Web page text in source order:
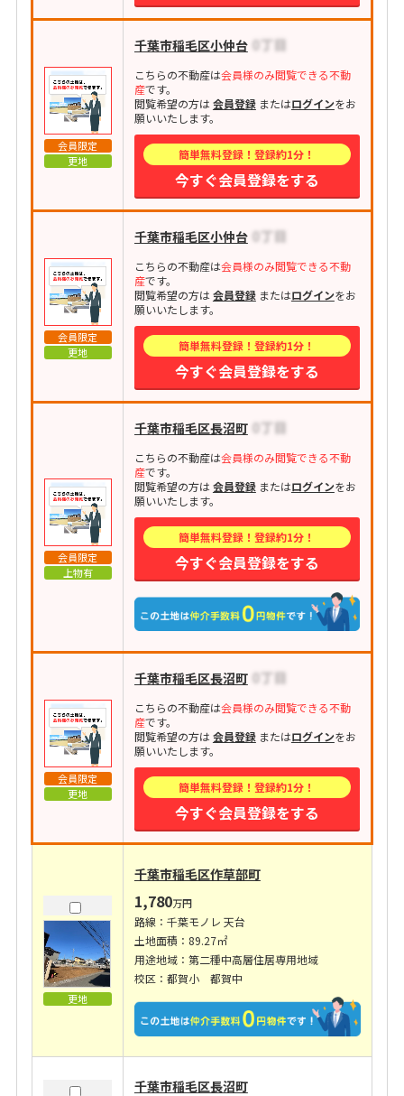
会員限定
更地
千葉市稲毛区小仲台
こちらの不動産は会員様のみ閲覧できる不動
産です。
閲覧希望の方は会員登録またはログインをお
願いいたします。
簡単無料登録！登録約1分！
今すぐ会員登録をする
会員限定
更地
千葉市稲毛区小仲台
こちらの不動産は会員様のみ閲覧できる不動
産です。
閲覧希望の方は会員登録またはログインをお
願いいたします。
簡単無料登録！登録約1分！
今すぐ会員登録をする
会員限定
上物有
千葉市稲毛区長沼町
こちらの不動産は会員様のみ閲覧できる不動
産です。
閲覧希望の方は会員登録またはログインをお
願いいたします。
簡単無料登録！登録約1分！
今すぐ会員登録をする
会員限定
更地
千葉市稲毛区長沼町
こちらの不動産は会員様のみ閲覧できる不動
産です。
閲覧希望の方は会員登録またはログインをお
願いいたします。
簡単無料登録！登録約1分！
今すぐ会員登録をする
更地
千葉市稲毛区作草部町
1,780万円
路線：千葉モノレ 天台
土地面積：89.27㎡
用途地域：第二種中高層住居専用地域
校区：都賀小 都賀中
千葉市稲毛区長沼町